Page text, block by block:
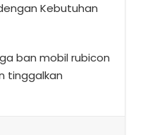
Kebutuhan
ban mobil rubicon
tinggalkan